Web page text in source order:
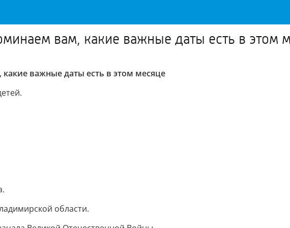
вам, какие важные даты есть в этом
важные даты есть в этом месяце
области.